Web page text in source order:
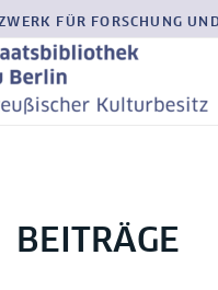
FÜR FORSCHUNG
BEITRÄGE